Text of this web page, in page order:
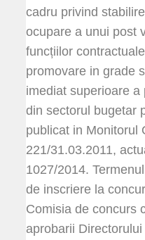
cadru privind
ocupare a unui post
funcțiilor
promovare in grade
imediat superioare
din sectorul bugetar
publicat in Monitorul
221/31.03.2011,
1027/2014.
de inscriere la
Comisia de concurs
aprobarii